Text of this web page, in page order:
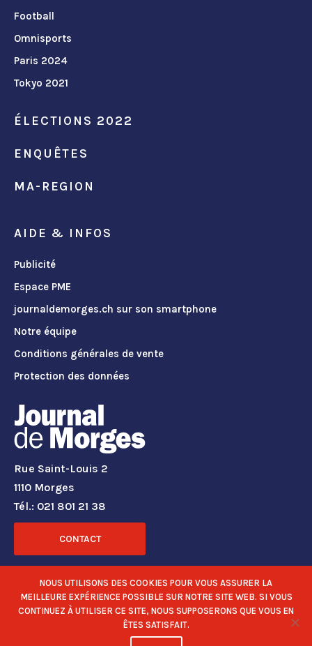
Football
Omnisports
Paris 2024
Tokyo 2021
ÉLECTIONS 2022
ENQUÊTES
MA-REGION
AIDE & INFOS
Publicité
Espace PME
journaldemorges.ch sur son smartphone
Notre équipe
Conditions générales de vente
Protection des données
Rue Saint-Louis 2
1110 Morges
Tél.: 021 801 21 38
CONTACT
RÉSEAUX SOCIAUX
NOUS UTILISONS DES COOKIES POUR VOUS ASSURER LA
MEILLEURE EXPÉRIENCE POSSIBLE SUR NOTRE SITE WEB. SI VOUS
CONTINUEZ À UTILISER CE SITE, NOUS SUPPOSERONS QUE VOUS EN
ÊTES SATISFAIT.